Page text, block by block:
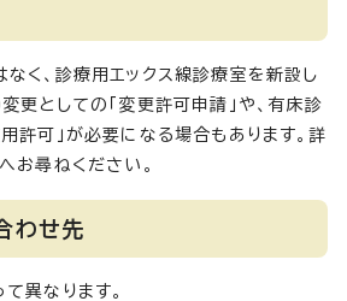
く、診療用エックス線診療室を新設し
更としての「変更許可申請」や、有床診
許可」が必要になる場合もあります。詳
お尋ねください。
わせ先
異なります。